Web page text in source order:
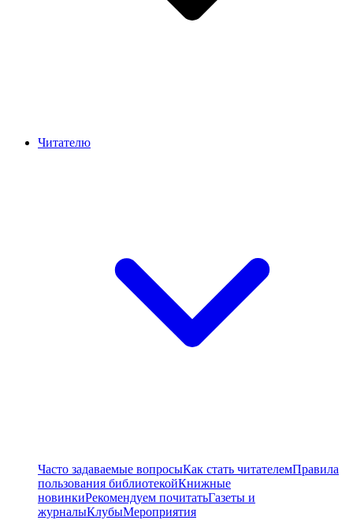
Читателю
Часто задаваемые вопросыКак стать читателемПравила
пользования библиотекойКнижные
новинкиРекомендуем почитатьГазеты и
журналыКлубыМероприятия